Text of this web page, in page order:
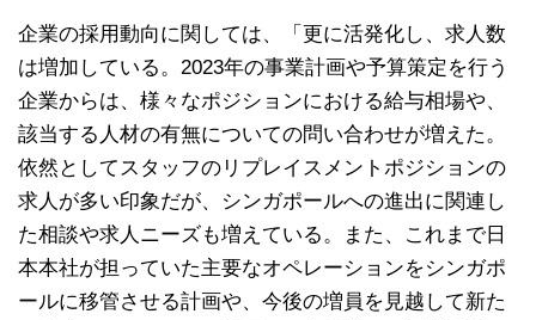
企業の採用動向に関しては、「更に活発化し、求人数
は増加している。2023年の事業計画や予算策定を行う
企業からは、様々なポジションにおける給与相場や、
該当する人材の有無についての問い合わせが増えた。
依然としてスタッフのリプレイスメントポジションの
求人が多い印象だが、シンガポールへの進出に関連し
た相談や求人ニーズも増えている。また、これまで日
本本社が担っていた主要なオペレーションをシンガポ
ールに移管させる計画や、今後の増員を見越して新た